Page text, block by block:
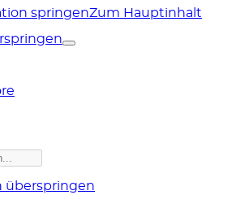
springenZum Hauptinhalt
überspringen